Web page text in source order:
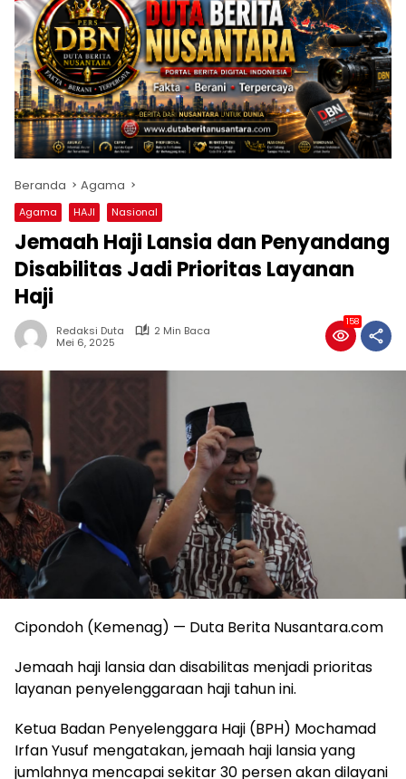
Beranda Agama
Agama HAJI Nasional
Jemaah Haji Lansia dan Penyandang
Disabilitas Jadi Prioritas Layanan
Haji
Redaksi Duta
2 Min Baca
Mei 6, 2025
158
Cipondoh (Kemenag) — Duta Berita Nusantara.com
Jemaah haji lansia dan disabilitas menjadi prioritas
layanan penyelenggaraan haji tahun ini.
Ketua Badan Penyelenggara Haji (BPH) Mochamad
Irfan Yusuf mengatakan, jemaah haji lansia yang
jumlahnya mencapai sekitar 30 persen akan dilayani